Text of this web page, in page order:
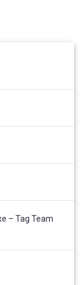
– Tag Team